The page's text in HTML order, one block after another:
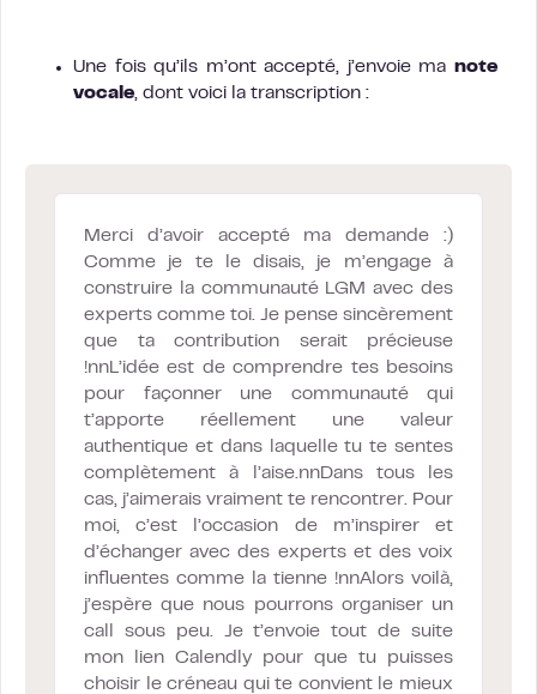
Une fois qu’ils m’ont accepté, j’envoie ma note
vocale , dont voici la transcription :
Merci d’avoir accepté ma demande :)
Comme je te le disais, je m’engage à
construire la communauté LGM avec des
experts comme toi. Je pense sincèrement
que ta contribution serait précieuse
!nnL’idée est de comprendre tes besoins
pour façonner une communauté qui
t’apporte réellement une valeur
authentique et dans laquelle tu te sentes
complètement à l’aise.nnDans tous les
cas, j’aimerais vraiment te rencontrer. Pour
moi, c’est l’occasion de m’inspirer et
d’échanger avec des experts et des voix
influentes comme la tienne !nnAlors voilà,
j’espère que nous pourrons organiser un
call sous peu. Je t’envoie tout de suite
mon lien Calendly pour que tu puisses
choisir le créneau qui te convient le mieux